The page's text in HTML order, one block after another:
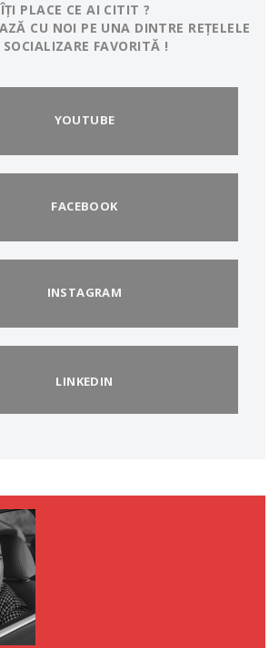
ÎȚI PLACE CE AI CITIT ?
CU NOI PE UNA DINTRE REȚELELE
SOCIALIZARE FAVORITĂ !
YOUTUBE
FACEBOOK
INSTAGRAM
LINKEDIN